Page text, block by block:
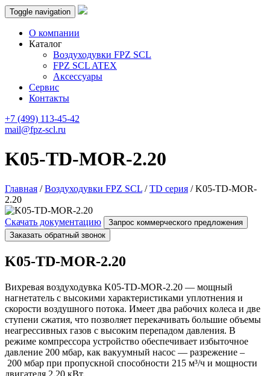
Toggle navigation
О компании
Каталог
Воздуходувки FPZ SCL
FPZ SCL ATEX
Аксессуары
Сервис
Контакты
+7 (499) 113-45-42
mail@fpz-scl.ru
K05-TD-MOR-2.20
Главная /Воздуходувки FPZ SCL /TD серия / K05-TD-MOR-
2.20
Скачать документацию
Запрос коммерческого предложения
Заказать обратный звонок
K05-TD-MOR-2.20
Вихревая воздуходувка K05-TD-MOR-2.20 — мощный
нагнетатель с высокими характеристиками уплотнения и
скорости воздушного потока. Имеет два рабочих колеса и две
ступени сжатия, что позволяет перекачивать большие объемы
неагрессивных газов с высоким перепадом давления. В
режиме компрессора устройство обеспечивает избыточное
давление 200 мбар, как вакуумный насос — разрежение –
200 мбар при пропускной способности 215 м³/ч и мощности
двигателя 2.20 кВт.